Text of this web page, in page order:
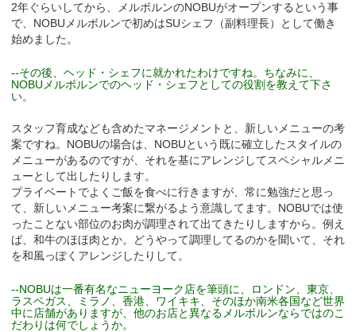
2年ぐらいしてから、メルボルンのNOBUがオープンするという事
で、NOBUメルボルンで初めはSUシェフ（副料理長）として働き
始めました。
--その後、ヘッド・シェフに就かれたわけですね。ちなみに、
NOBUメルボルンでのヘッド・シェフとしての役割を教えて下さ
い。
スタッフ育成なども含めたマネージメントと、新しいメニューの考
案ですね。NOBUの場合は、NOBUという既に確立したスタイルの
メニューがあるのですが、それを基にアレンジしてスペシャルメニ
ューとして出したりします。
プライベートでよくご飯を食べに行きますが、常に勉強だと思っ
て、新しいメニュー考案に繋がるよう意識してます。NOBUでは使
ったことない部位のお肉が調理されて出てきたりしますから。例え
ば、和牛のほほ肉とか。どうやって調理してるのかを聞いて、それ
を和風っぽくアレンジしたりして。
--NOBUは一番有名なニューヨーク店を筆頭に、ロンドン、東京、
ラスベガス、ミラノ、香港、ワイキキ、そのほか南米各国など世界
中に店舗がありますが、他のお店と異なるメルボルンならではのこ
だわりは何でしょうか。